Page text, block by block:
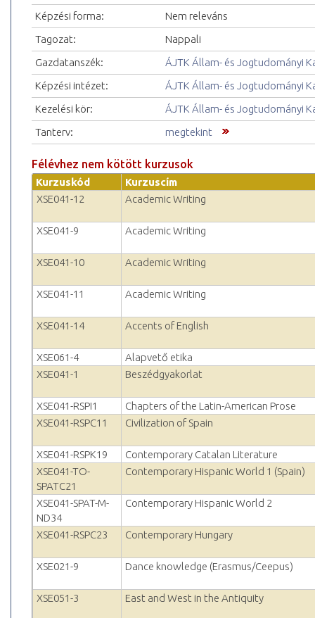
Képzési forma:
Nem releváns
Tagozat:
Nappali
Gazdatanszék:
ÁJTK Állam- és Jogtudományi
Képzési intézet:
ÁJTK Állam- és Jogtudományi
Kezelési kör:
ÁJTK Állam- és Jogtudományi
Tanterv:
megtekint
Félévhez nem kötött kurzusok
Kurzuskód
Kurzuscím
XSE041-12
Academic Writing
XSE041-9 Academic Writing
XSE041-10 Academic Writing
XSE041-11 Academic Writing
XSE041-14 Accents of English
XSE061-4
Alapvető etika
XSE041-1
Beszédgyakorlat
XSE041-RSPI1
Chapters of the Latin-American Prose
XSE041-RSPC11
Civilization of Spain
XSE041-RSPK19
Contemporary Catalan Literature
XSE041-TO-
SPATC21
Contemporary Hispanic World 1 (Spain)
XSE041-SPAT-M-
ND34
Contemporary Hispanic World 2
XSE041-RSPC23 Contemporary Hungary
XSE021-9 Dance knowledge (Erasmus/Ceepus)
XSE051-3 East and West in the Antiquity